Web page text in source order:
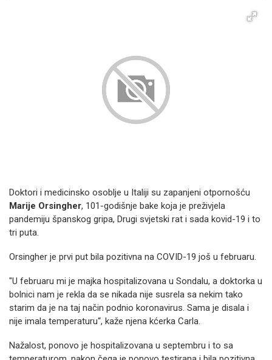
Doktori i medicinsko osoblje u Italiji su zapanjeni otpornošću
Marije Orsingher, 101-godišnje bake koja je preživjela
pandemiju španskog gripa, Drugi svjetski rat i sada kovid-19 i to
tri puta.
Orsingher je prvi put bila pozitivna na COVID-19 još u februaru.
"U februaru mi je majka hospitalizovana u Sondalu, a doktorka u
bolnici nam je rekla da se nikada nije susrela sa nekim tako
starim da je na taj način podnio koronavirus. Sama je disala i
nije imala temperaturu“, kaže njena kćerka Carla.
Nažalost, ponovo je hospitalizovana u septembru i to sa